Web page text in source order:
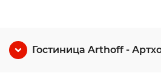
Гостиница Arthoff -